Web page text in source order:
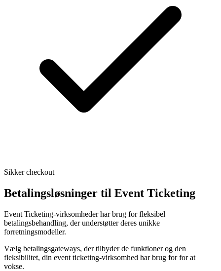
Sikker checkout
Betalingsløsninger til Event Ticketing
Event Ticketing-virksomheder har brug for fleksibel
betalingsbehandling, der understøtter deres unikke
forretningsmodeller.
Vælg betalingsgateways, der tilbyder de funktioner og den
fleksibilitet, din event ticketing-virksomhed har brug for for at
vokse.